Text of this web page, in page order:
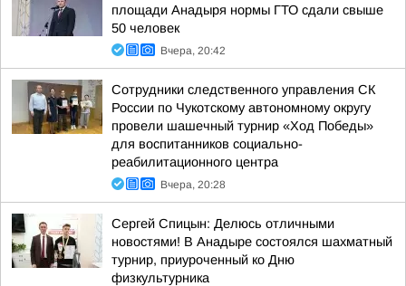
площади Анадыря нормы ГТО сдали свыше
50 человек
Вчера, 20:42
Сотрудники следственного управления СК
России по Чукотскому автономному округу
провели шашечный турнир «Ход Победы»
для воспитанников социально-
реабилитационного центра
Вчера, 20:28
Сергей Спицын: Делюсь отличными
новостями! В Анадыре состоялся шахматный
турнир, приуроченный ко Дню
физкультурника